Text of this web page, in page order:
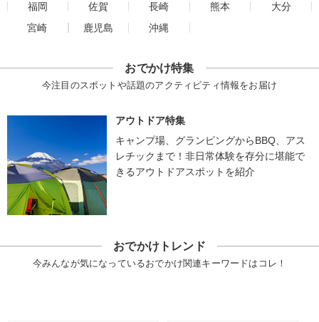
福岡
佐賀 長崎 熊本
大分
宮崎
鹿児島 沖縄
おでかけ特集
今注目のスポットや話題のアクティビティ情報をお届け
アウトドア特集
キャンプ場、グランピングからBBQ、アス
レチックまで！非日常体験を存分に堪能で
きるアウトドアスポットを紹介
おでかけトレンド
今みんなが気になっているおでかけ関連キーワードはコレ！